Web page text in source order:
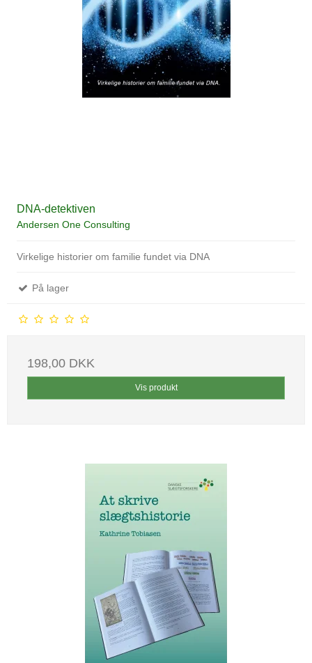
DNA-detektiven
Andersen One Consulting
Virkelige historier om familie fundet via DNA
På lager
198,00 DKK
Vis produkt